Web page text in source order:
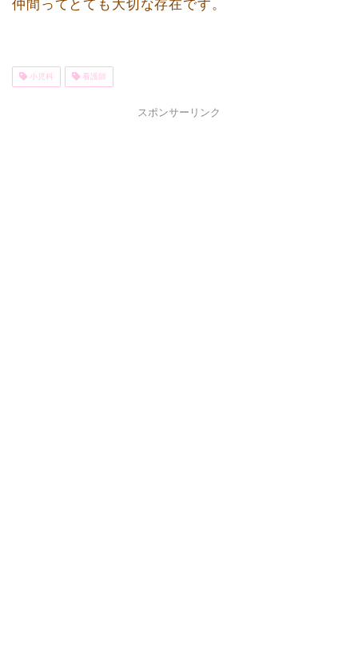
仲間ってとても大切な存在です。
小児科 看護師
スポンサーリンク